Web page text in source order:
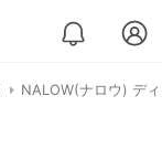
NALOW(ナロウ) デ